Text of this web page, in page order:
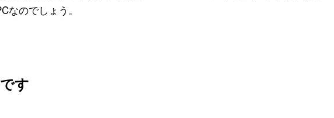
なのでしょう。
す